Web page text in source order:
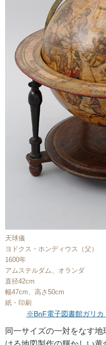
天球儀
ヨドクス・ホンディウス（父）
1600年
アムステルダム、オランダ
直径42cm
幅47cm、高さ50cm
紙・印刷
※BnF電子図書館ガリカ
同一サイズの一対をなす